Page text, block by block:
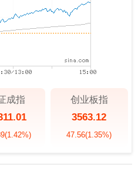
成指
(1.42%)
创业板指
3563.12
47.56(1.35%)